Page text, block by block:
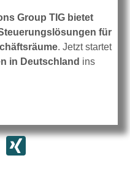
Group TIG bietet
für
. Jetzt startet
in Deutschland ins
XI